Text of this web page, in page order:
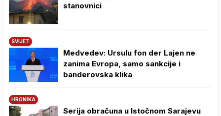
stanovnici
SVIJET
Medvedev: Ursulu fon der Lajen ne
zanima Evropa, samo sankcije i
banderovska klika
HRONIKA
Serija obračuna u Istočnom Sarajevu